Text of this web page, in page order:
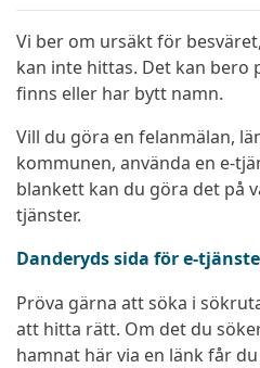
Vi ber om ursäkt för
kan inte hittas. Det kan bero
finns eller har bytt namn.
Vill du göra en felanmälan,
kommunen, använda en e-
blankett kan du göra det på
tjänster.
Danderyds sida för e-
Pröva gärna att söka i
att hitta rätt. Om det du
hamnat här via en länk får